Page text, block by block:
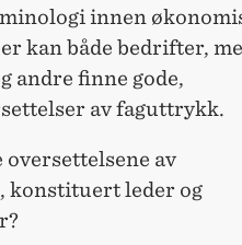
innen
kan både bedrifter,
andre finne gode,
av faguttrykk.
oversettelsene av
konstituert leder og